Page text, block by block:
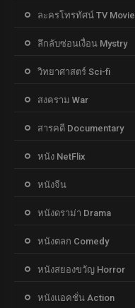
ละครโทรทัศน์ TV Movie
ลึกลับซ่อนเงื่อน Mystry
วิทยาศาสตร์ Sci-fi
สงคราม War
สารคดี Documentary
หนัง NetFlix
หนังจีน
หนังดราม่า Drama
หนังตลก Comedy
หนังสยองขวัญ Horror
หนังแอคชั่น Action